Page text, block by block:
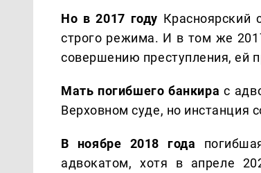
Но в 2017 году Красноярский
строго режима. И в том же
совершению преступления, ей
Мать погибшего банкира с
Верховном суде, но инстанция
В ноябре 2018 года
адвокатом, хотя в апреле